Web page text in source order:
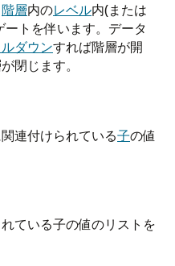
階層内のレベル内(または
トを伴います。データ
ダウンすれば階層が開
閉じます。
連付けられている子の値
ている子の値のリストを